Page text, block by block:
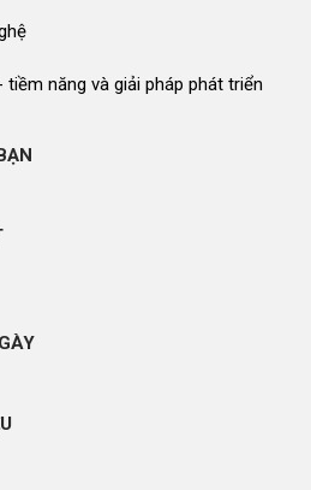
tiềm năng và giải pháp phát triển